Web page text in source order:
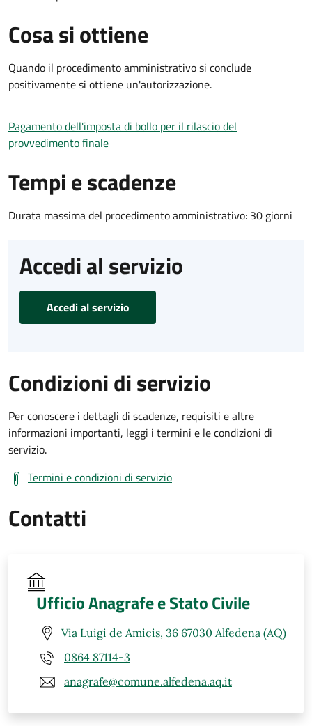
Cosa si ottiene
Quando il procedimento amministrativo si conclude
positivamente si ottiene un'autorizzazione.
Pagamento dell'imposta di bollo per il rilascio del
provvedimento finale
Tempi e scadenze
Durata massima del procedimento amministrativo: 30 giorni
Accedi al servizio
Accedi al servizio
Condizioni di servizio
Per conoscere i dettagli di scadenze, requisiti e altre
informazioni importanti, leggi i termini e le condizioni di
servizio.
Termini e condizioni di servizio
Contatti
Ufficio Anagrafe e Stato Civile
Via Luigi de Amicis, 36 67030 Alfedena (AQ)
0864 87114-3
anagrafe@comune.alfedena.aq.it